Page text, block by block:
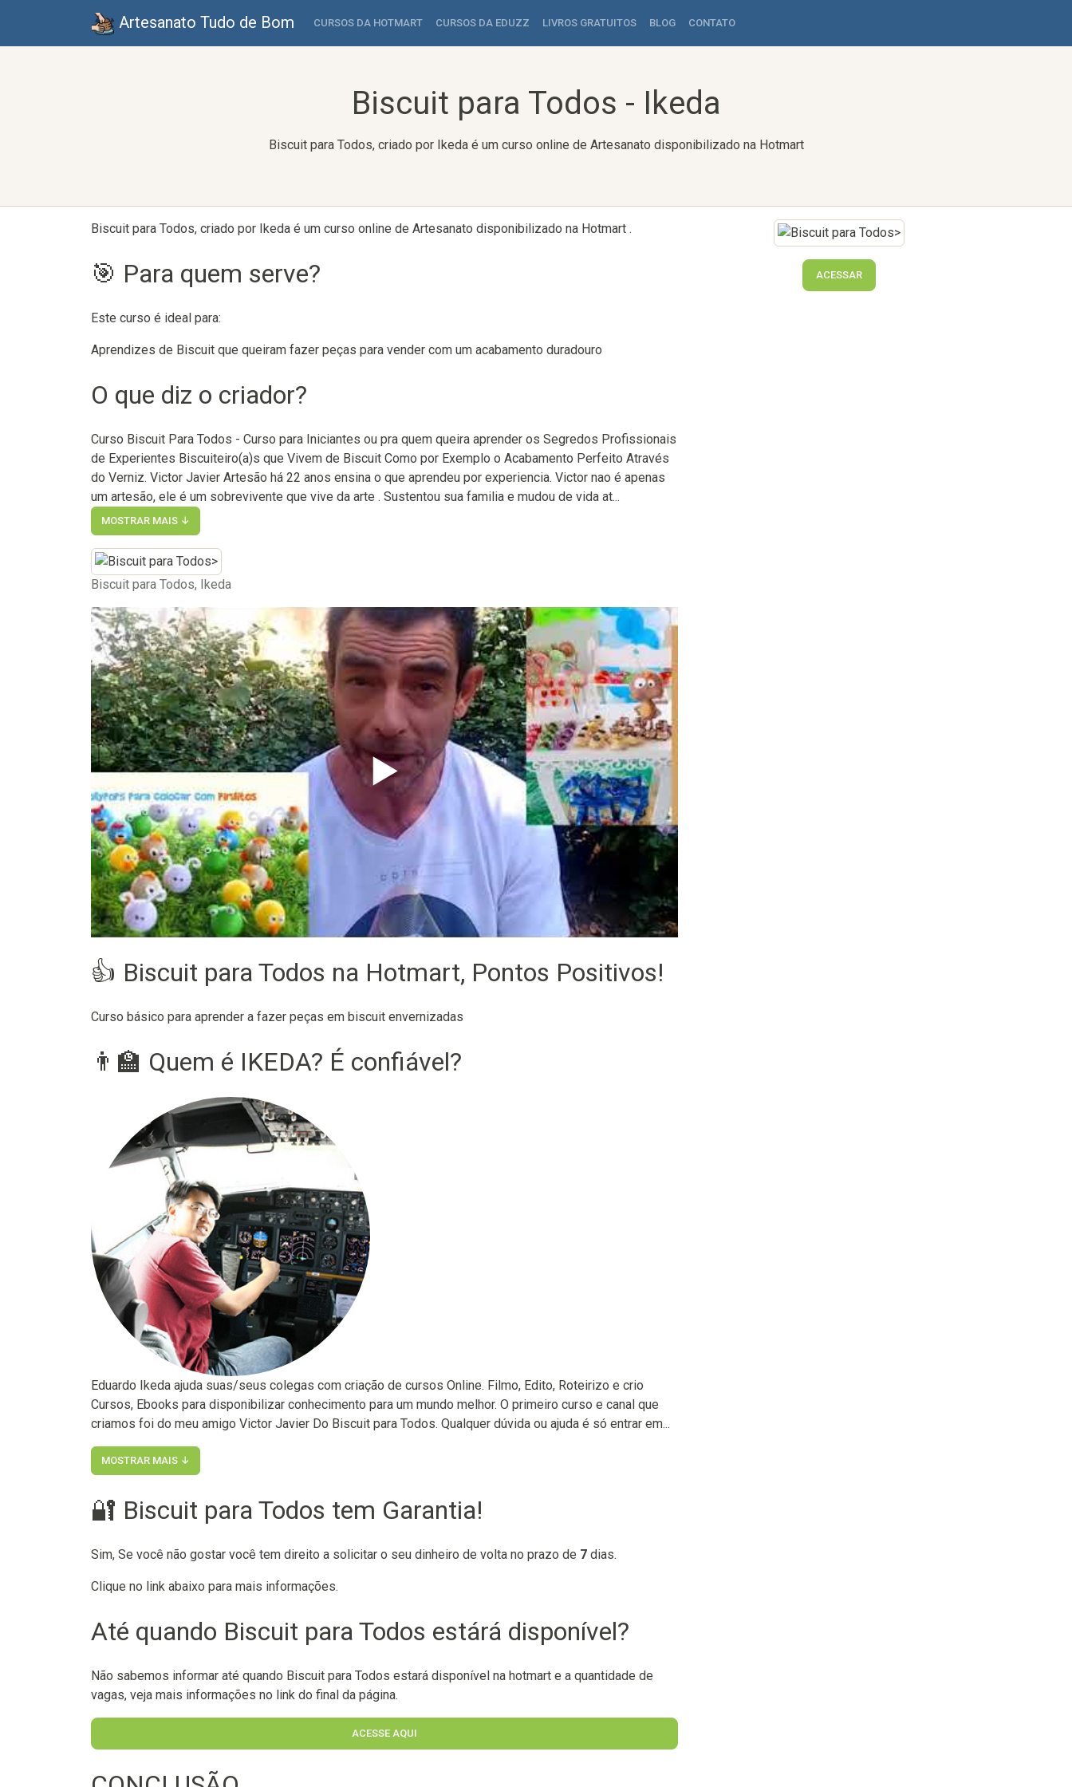
Artesanato Tudo de Bom CURSOS DA HOTMART CURSOS DA EDUZZ LIVROS GRATUITOS BLOG CONTATO
Biscuit para Todos - Ikeda
Biscuit para Todos, criado por Ikeda é um curso online de Artesanato disponibilizado na Hotmart
Biscuit para Todos, criado por Ikeda é um curso online de Artesanato disponibilizado na Hotmart .
🎯 Para quem serve?
Este curso é ideal para:
Aprendizes de Biscuit que queiram fazer peças para vender com um acabamento duradouro
O que diz o criador?
Curso Biscuit Para Todos - Curso para Iniciantes ou pra quem queira aprender os Segredos Profissionais
de Experientes Biscuiteiro(a)s que Vivem de Biscuit Como por Exemplo o Acabamento Perfeito Através
do Verniz. Victor Javier Artesão há 22 anos ensina o que aprendeu por experiencia. Victor nao é apenas
um artesão, ele é um sobrevivente que vive da arte . Sustentou sua familia e mudou de vida at...
MOSTRAR MAIS ↓
Biscuit para Todos, Ikeda
▶️
👍 Biscuit para Todos na Hotmart, Pontos Positivos!
Curso básico para aprender a fazer peças em biscuit envernizadas
👨‍🏫 Quem é IKEDA? É confiável?
Eduardo Ikeda ajuda suas/seus colegas com criação de cursos Online. Filmo, Edito, Roteirizo e crio
Cursos, Ebooks para disponibilizar conhecimento para um mundo melhor. O primeiro curso e canal que
criamos foi do meu amigo Victor Javier Do Biscuit para Todos. Qualquer dúvida ou ajuda é só entrar em...
MOSTRAR MAIS ↓
🔐 Biscuit para Todos tem Garantia!
Sim, Se você não gostar você tem direito a solicitar o seu dinheiro de volta no prazo de 7 dias.
Clique no link abaixo para mais informações.
Até quando Biscuit para Todos estárá disponível?
Não sabemos informar até quando Biscuit para Todos estará disponível na hotmart e a quantidade de
vagas, veja mais informações no link do final da página.
ACESSE AQUI
ACESSAR